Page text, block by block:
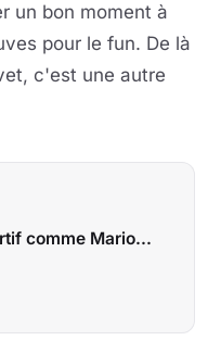
un bon moment à
pour le fun. De là
c'est une autre
comme Mario...